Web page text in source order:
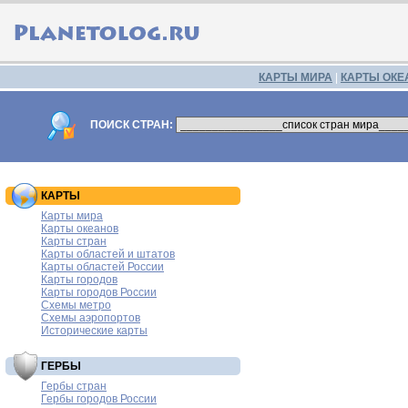
КАРТЫ МИРА КАРТЫ
ПОИСК СТРАН:
КАРТЫ
Карты мира
Карты океанов
Карты стран
Карты областей и штатов
Карты областей России
Карты городов
Карты городов России
Схемы метро
Схемы аэропортов
Исторические карты
ГЕРБЫ
Гербы стран
Гербы городов России